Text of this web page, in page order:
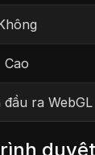
Cao
ra WebGL
duyệt